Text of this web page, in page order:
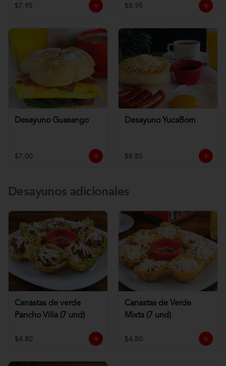
$7.95 $8.95
Desayuno Guasango
$7.00
Desayuno YucaBom
$8.85
Desayunos adicionales
Canastas de verde
Pancho Villa (7 und)
$4.80
Canastas de Verde
Mixta (7 und)
$4.80